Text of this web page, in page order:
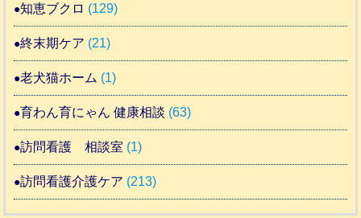
知恵ブクロ (129)
終末期ケア (21)
老犬猫ホーム (1)
育わん育にゃん 健康相談 (63)
訪問看護 相談室 (1)
訪問看護介護ケア (213)